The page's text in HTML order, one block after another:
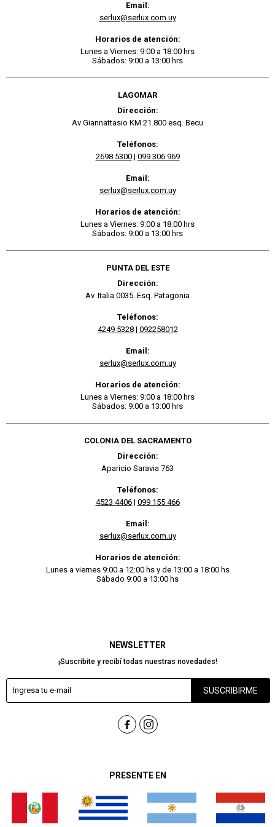
PRESENTE EN
NEWSLETTER
¡Suscribite y recibí todas nuestras novedades!
SUSCRIBIRME
 
Email:
serlux@serlux.com.uy
Horarios de atención:
Lunes a Viernes: 9:00 a 18:00 hrs
Sábados: 9:00 a 13:00 hrs
LAGOMAR
Dirección:
Av Giannattasio KM 21.800 esq. Becu
Teléfonos:
2698 5300| 099 306 969
Email:
serlux@serlux.com.uy
Horarios de atención:
Lunes a Viernes: 9:00 a 18:00 hrs
Sábados: 9:00 a 13:00 hrs
PUNTA DEL ESTE
Dirección:
Av. Italia 0035. Esq. Patagonia
Teléfonos:
4249 5328| 092258012
Email:
serlux@serlux.com.uy
Horarios de atención:
Lunes a Viernes: 9:00 a 18:00 hrs
Sábados: 9:00 a 13:00 hrs
COLONIA DEL SACRAMENTO
Dirección:
Aparicio Saravia 763
Teléfonos:
4523 4406| 099 155 466
Email:
serlux@serlux.com.uy
Horarios de atención:
Lunes a viernes 9:00 a 12:00 hs y de 13:00 a 18:00 hs
Sábado 9:00 a 13:00 hs